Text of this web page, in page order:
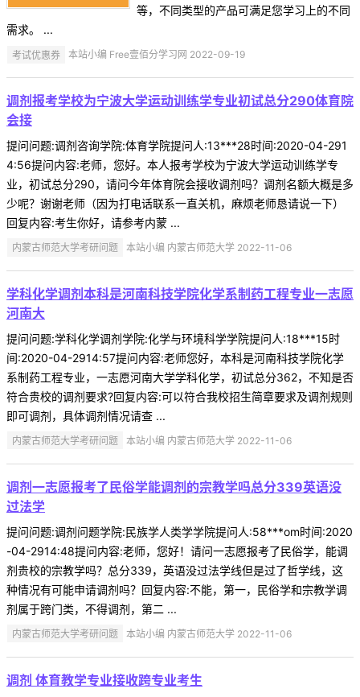
等，不同类型的产品可满足您学习上的不同
需求。 ...
考试优惠券 本站小编 Free壹佰分学习网 2022-09-19
调剂报考学校为宁波大学运动训练学专业初试总分290体育院
会接
提问问题:调剂咨询学院:体育学院提问人:13***28时间:2020-04-291
4:56提问内容:老师，您好。本人报考学校为宁波大学运动训练学专
业，初试总分290，请问今年体育院会接收调剂吗？调剂名额大概是多
少呢？谢谢老师（因为打电话联系一直关机，麻烦老师恳请说一下）
回复内容:考生你好，请参考内蒙 ...
内蒙古师范大学考研问题 本站小编 内蒙古师范大学 2022-11-06
学科化学调剂本科是河南科技学院化学系制药工程专业一志愿
河南大
提问问题:学科化学调剂学院:化学与环境科学学院提问人:18***15时
间:2020-04-2914:57提问内容:老师您好，本科是河南科技学院化学
系制药工程专业，一志愿河南大学学科化学，初试总分362，不知是否
符合贵校的调剂要求?回复内容:可以符合我校招生简章要求及调剂规则
即可调剂，具体调剂情况请查 ...
内蒙古师范大学考研问题 本站小编 内蒙古师范大学 2022-11-06
调剂一志愿报考了民俗学能调剂的宗教学吗总分339英语没
过法学
提问问题:调剂问题学院:民族学人类学学院提问人:58***om时间:2020
-04-2914:48提问内容:老师，您好！请问一志愿报考了民俗学，能调
剂贵校的宗教学吗？总分339，英语没过法学线但是过了哲学线，这
种情况有可能申请调剂吗？回复内容:不能，第一，民俗学和宗教学调
剂属于跨门类，不得调剂，第二 ...
内蒙古师范大学考研问题 本站小编 内蒙古师范大学 2022-11-06
调剂 体育教学专业接收跨专业考生